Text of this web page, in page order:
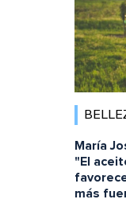
María
"El
más